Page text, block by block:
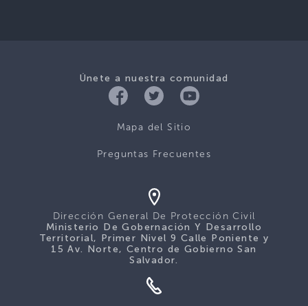
Únete a nuestra comunidad
Mapa del Sitio
Preguntas Frecuentes
Dirección General De Protección Civil
Ministerio De Gobernación Y Desarrollo
Territorial, Primer Nivel 9 Calle Poniente y
15 Av. Norte, Centro de Gobierno San
Salvador.